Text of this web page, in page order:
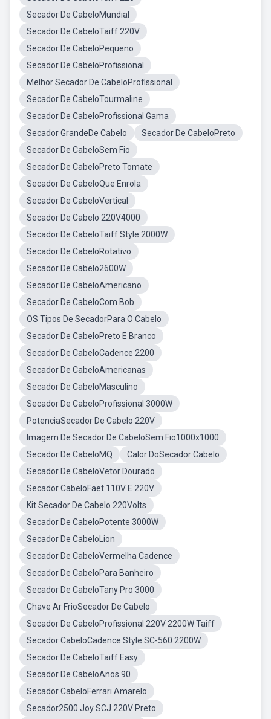
Secador De CabeloMundial
Secador De CabeloTaiff 220V
Secador De CabeloPequeno
Secador De CabeloProfissional
Melhor Secador De CabeloProfissional
Secador De CabeloTourmaline
Secador De CabeloProfissional Gama
Secador GrandeDe Cabelo
Secador De CabeloPreto
Secador De CabeloSem Fio
Secador De CabeloPreto Tomate
Secador De CabeloQue Enrola
Secador De CabeloVertical
Secador De Cabelo 220V4000
Secador De CabeloTaiff Style 2000W
Secador De CabeloRotativo
Secador De Cabelo2600W
Secador De CabeloAmericano
Secador De CabeloCom Bob
OS Tipos De SecadorPara O Cabelo
Secador De CabeloPreto E Branco
Secador De CabeloCadence 2200
Secador De CabeloAmericanas
Secador De CabeloMasculino
Secador De CabeloProfissional 3000W
PotenciaSecador De Cabelo 220V
Imagem De Secador De CabeloSem Fio1000x1000
Secador De CabeloMQ
Calor DoSecador Cabelo
Secador De CabeloVetor Dourado
Secador CabeloFaet 110V E 220V
Kit Secador De Cabelo 220Volts
Secador De CabeloPotente 3000W
Secador De CabeloLion
Secador De CabeloVermelha Cadence
Secador De CabeloPara Banheiro
Secador De CabeloTany Pro 3000
Chave Ar FrioSecador De Cabelo
Secador De CabeloProfissional 220V 2200W Taiff
Secador CabeloCadence Style SC-560 2200W
Secador De CabeloTaiff Easy
Secador De CabeloAnos 90
Secador CabeloFerrari Amarelo
Secador2500 Joy SCJ 220V Preto